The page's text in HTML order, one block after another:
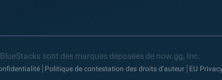
sont des marques déposées de now.gg, Inc.
Politique de contestation des droits d'auteur EU